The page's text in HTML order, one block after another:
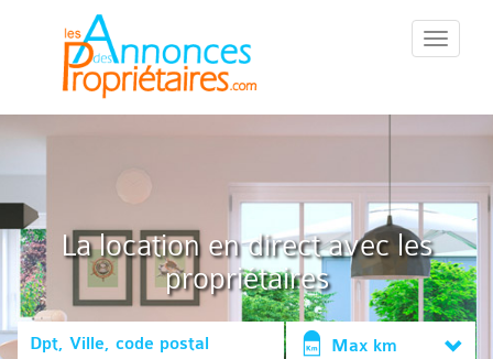
::Menu::
La location en direct avec les
propriétaires
Max km